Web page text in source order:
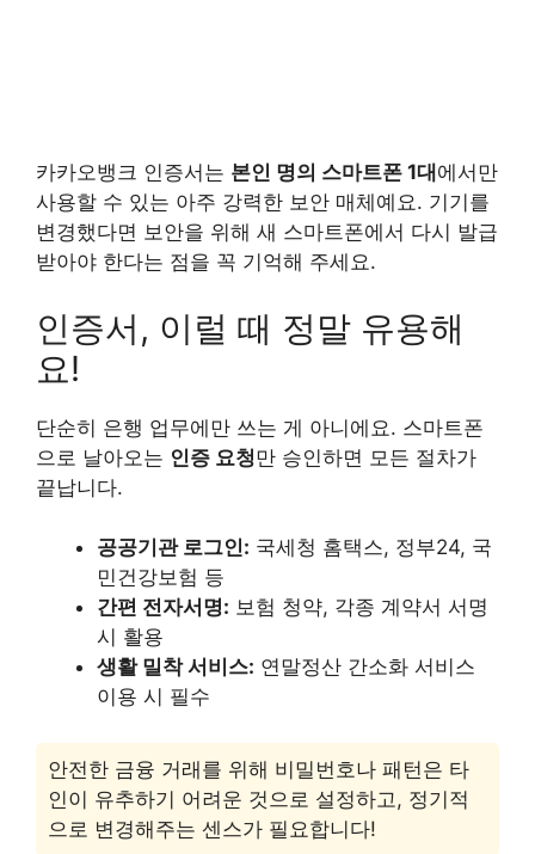
카카오뱅크 인증서는 본인 명의 스마트폰 1대 에서만
사용할 수 있는 아주 강력한 보안 매체예요. 기기를
변경했다면 보안을 위해 새 스마트폰에서 다시 발급
받아야 한다는 점을 꼭 기억해 주세요.
인증서, 이럴 때 정말 유용해
요!
단순히 은행 업무에만 쓰는 게 아니에요. 스마트폰
으로 날아오는 인증 요청만 승인하면 모든 절차가
끝납니다.
공공기관 로그인: 국세청 홈택스, 정부24, 국
민건강보험 등
간편 전자서명: 보험 청약, 각종 계약서 서명
시 활용
생활 밀착 서비스: 연말정산 간소화 서비스
이용 시 필수
안전한 금융 거래를 위해 비밀번호나 패턴은 타
인이 유추하기 어려운 것으로 설정하고, 정기적
으로 변경해주는 센스가 필요합니다!